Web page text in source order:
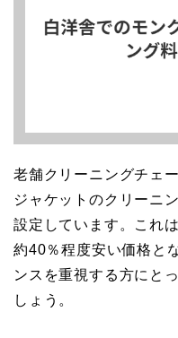
老舗クリーニングチェ
ジャケットのクリーニ
設定しています。これ
約40％程度安い価格と
ンスを重視する方にと
しょう。